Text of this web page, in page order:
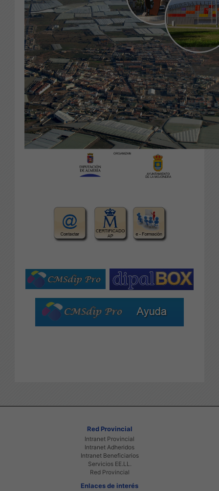
Red Provincial
Intranet Provincial
Intranet Adheridos
Intranet Beneficiarios
Servicios EE.LL.
Red Provincial
Enlaces de interés